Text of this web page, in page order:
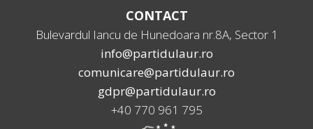
CONTACT
Bulevardul Iancu de Hunedoara nr.8A, Sector 1
info@partidulaur.ro
comunicare@partidulaur.ro
gdpr@partidulaur.ro
+40 770 961 795